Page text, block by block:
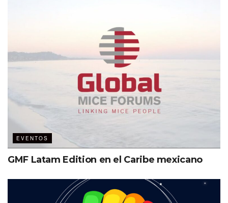
EVENTOS
GMF Latam Edition en el Caribe mexicano